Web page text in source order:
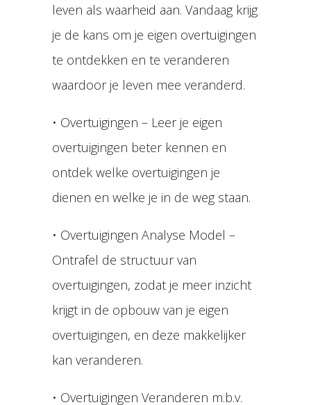
leven als waarheid aan. Vandaag krijg
je de kans om je eigen overtuigingen
te ontdekken en te veranderen
waardoor je leven mee veranderd.
• Overtuigingen – Leer je eigen
overtuigingen beter kennen en
ontdek welke overtuigingen je
dienen en welke je in de weg staan.
• Overtuigingen Analyse Model –
Ontrafel de structuur van
overtuigingen, zodat je meer inzicht
krijgt in de opbouw van je eigen
overtuigingen, en deze makkelijker
kan veranderen.
• Overtuigingen Veranderen m.b.v.